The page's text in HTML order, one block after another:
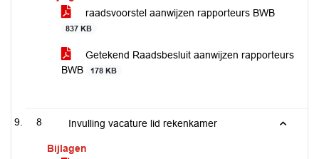
raadsvoorstel aanwijzen rapporteurs BWB
837 KB
Getekend Raadsbesluit aanwijzen rapporteurs
BWB
178 KB
8 Invulling vacature lid rekenkamer
Bijlagen